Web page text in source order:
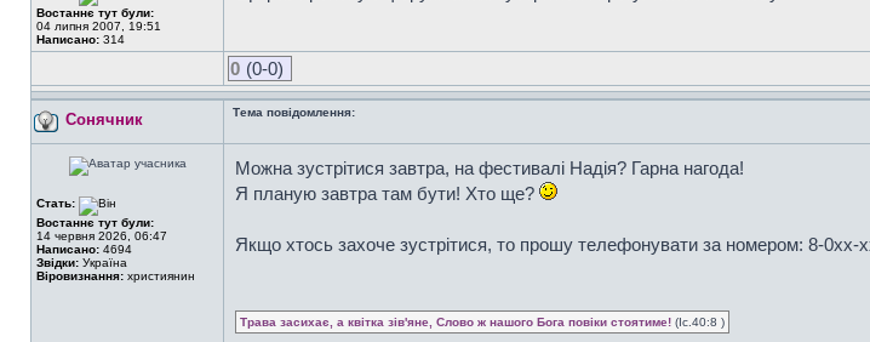
Востаннє тут були:
04 липня 2007, 19:51
Написано: 314
0 (0-0)
Сонячник Тема повідомлення:
Стать:
Востаннє тут були:
14 червня 2026, 06:47
Написано: 4694
Звідки: Україна
Віровизнання: християнин
Можна зустрітися завтра, на фестивалі Надія? Гарна нагода!
Я планую завтра там бути! Хто ще?
Якщо хтось захоче зустрітися, то прошу телефонувати за номером: 8-0xx-
Трава засихає, а квітка зів'яне, Слово ж нашого Бога повіки стоятиме! (Іс.40:8 )